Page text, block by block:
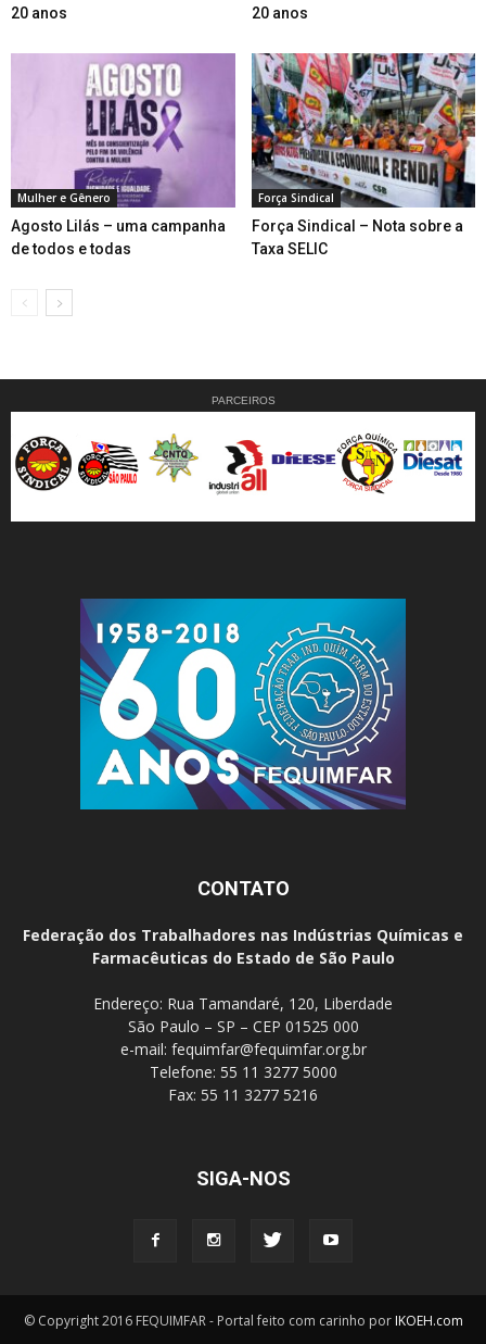
20 anos
20 anos
Mulher e Gênero
Agosto Lilás – uma campanha
de todos e todas
Força Sindical
Força Sindical – Nota sobre a
Taxa SELIC
PARCEIROS
CONTATO
Federação dos Trabalhadores nas Indústrias Químicas e
Farmacêuticas do Estado de São Paulo
Endereço: Rua Tamandaré, 120, Liberdade
São Paulo – SP – CEP 01525 000
e-mail: fequimfar@fequimfar.org.br
Telefone: 55 11 3277 5000
Fax: 55 11 3277 5216
SIGA-NOS
© Copyright 2016 FEQUIMFAR - Portal feito com carinho por IKOEH.com